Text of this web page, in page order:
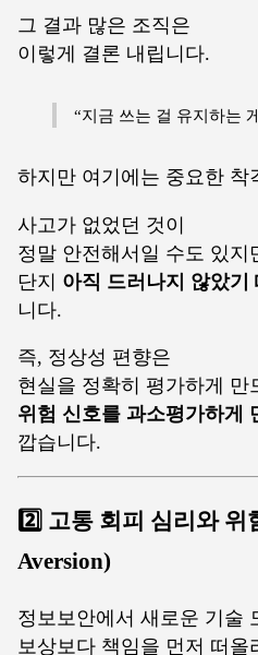
그 결과 많은 조직은
이렇게 결론 내립니다.
“지금 쓰는 걸 유지하는
하지만 여기에는 중요한 착
사고가 없었던 것이
정말 안전해서일 수도 있지
단지 아직 드러나지 않았기
니다.
즉, 정상성 편향은
현실을 정확히 평가하게 만
위험 신호를 과소평가하게
깝습니다.
2️⃣ 고통 회피 심리와 위
Aversion)
정보보안에서 새로운 기술
보상보다 책임을 먼저 떠올